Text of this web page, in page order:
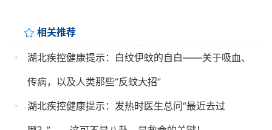
相关推荐
湖北疾控健康提示：白纹伊蚊的自白——关于吸血、
传病，以及人类那些“反蚊大招”
湖北疾控健康提示：发热时医生总问“最近去过